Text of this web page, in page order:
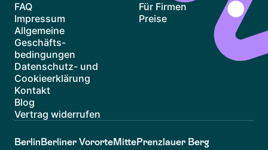
FAQ
Impressum
Allgemeine
Geschäfts-
bedingungen
Datenschutz- und
Cookieerklärung
Kontakt
Blog
Vertrag widerrufen
Für Firmen
Preise
BerlinBerliner VororteMittePrenzlauer Berg